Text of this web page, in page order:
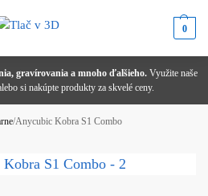
0
gravírovania a mnoho ďalšieho. Využite naše
si nakúpte produkty za skvelé ceny.
nad 100 € s DPH zadarmo
správny produkt?
/Anycubic Kobra S1 Combo